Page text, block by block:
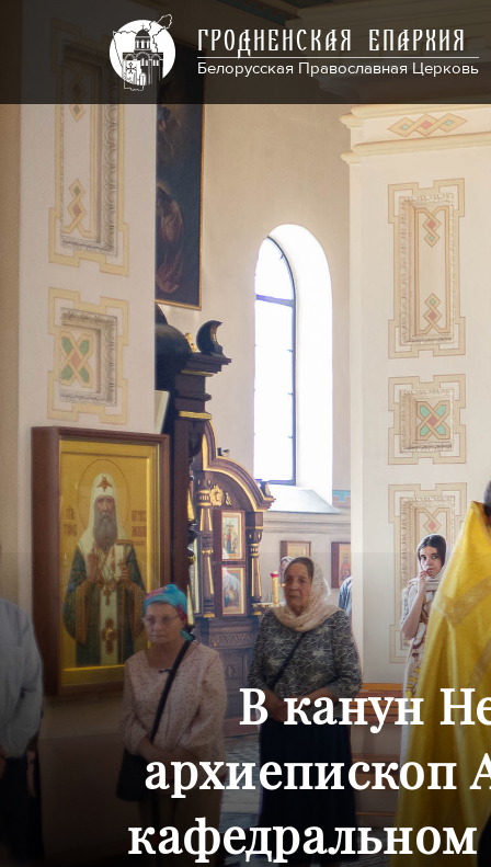
ГРОДНЕНСКАЯ ЕПАРХИЯ
Белорусская Православная Церковь
В канун
архиепископ